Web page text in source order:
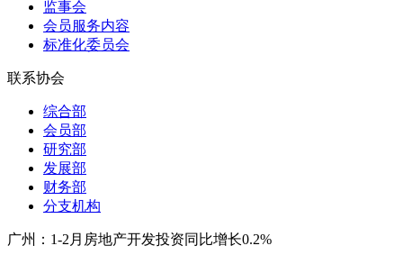
监事会
会员服务内容
标准化委员会
联系协会
综合部
会员部
研究部
发展部
财务部
分支机构
广州：1-2月房地产开发投资同比增长0.2%